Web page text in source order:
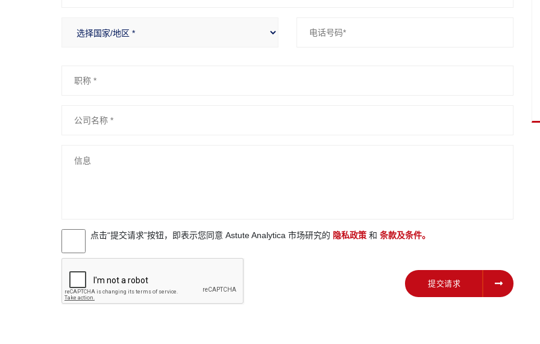
点击“提交请求”按钮，即表示您同意 Astute Analytica 市场研究的 隐私政策 和 条款及条件。
提交请求